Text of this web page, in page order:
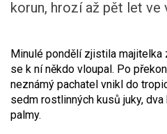
korun, hrozí až pět let ve
Minulé pondělí zjistila majitelka
se k ní někdo vloupal. Po
neznámý pachatel vnikl do
sedm rostlinných kusů juky,
palmy.